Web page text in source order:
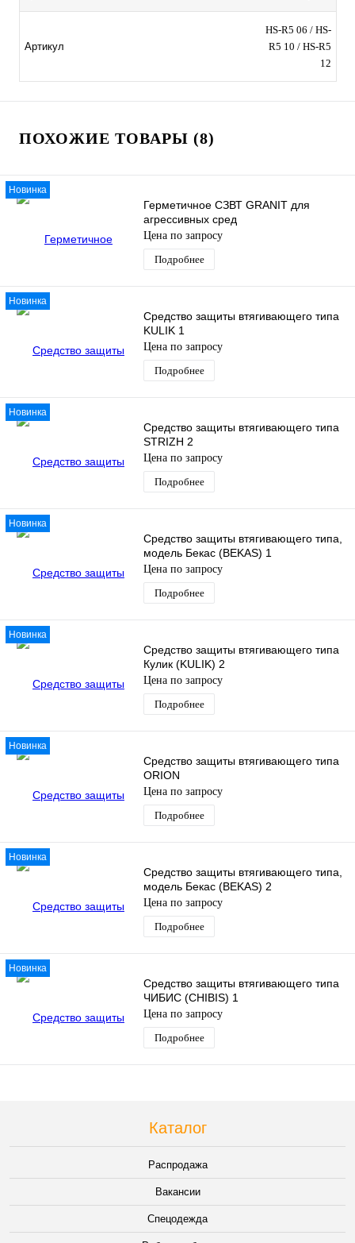
Артикул
HS-R5 06 / HS-
R5 10 / HS-R5
12
ПОХОЖИЕ ТОВАРЫ (8)
Новинка
Герметичное СЗВТ GRANIT для
агрессивных сред
Цена по запросу
Подробнее
Новинка
Средство защиты втягивающего типа
KULIK 1
Цена по запросу
Подробнее
Новинка
Средство защиты втягивающего типа
STRIZH 2
Цена по запросу
Подробнее
Новинка
Средство защиты втягивающего типа,
модель Бекас (BEKAS) 1
Цена по запросу
Подробнее
Новинка
Средство защиты втягивающего типа
Кулик (KULIK) 2
Цена по запросу
Подробнее
Новинка
Средство защиты втягивающего типа
ORION
Цена по запросу
Подробнее
Новинка
Средство защиты втягивающего типа,
модель Бекас (BEKAS) 2
Цена по запросу
Подробнее
Новинка
Средство защиты втягивающего типа
ЧИБИС (CHIBIS) 1
Цена по запросу
Подробнее
Каталог
Распродажа
Вакансии
Спецодежда